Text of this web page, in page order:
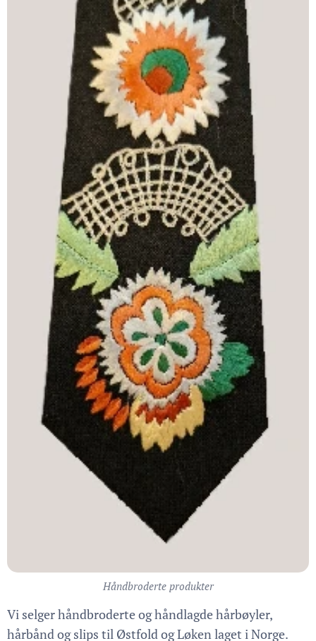
Håndbroderte produkter
Vi selger håndbroderte og håndlagde hårbøyler,
hårbånd og slips til Østfold og Løken laget i Norge.